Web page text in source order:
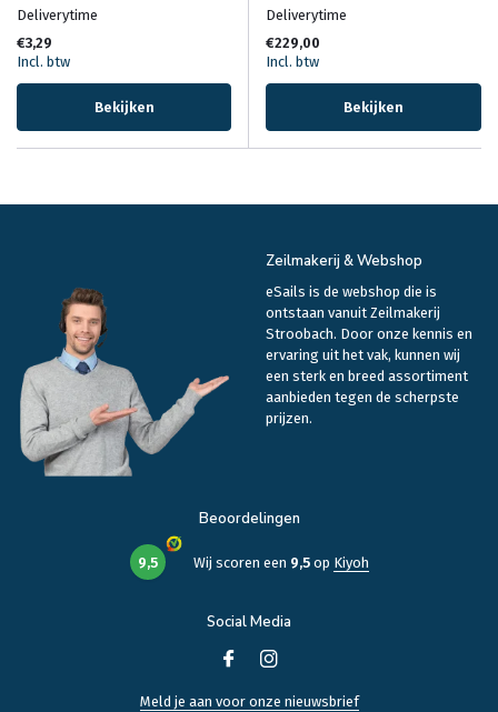
Deliverytime
€3,29
Incl. btw
Bekijken
Deliverytime
€229,00
Incl. btw
Bekijken
Zeilmakerij & Webshop
eSails is de webshop die is
ontstaan vanuit Zeilmakerij
Stroobach. Door onze kennis en
ervaring uit het vak, kunnen wij
een sterk en breed assortiment
aanbieden tegen de scherpste
prijzen.
Beoordelingen
9,5 Wij scoren een 9,5op Kiyoh
Social Media
Meld je aan voor onze nieuwsbrief